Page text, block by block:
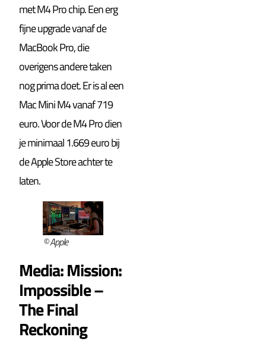
met M4 Pro chip. Een erg
fijne upgrade vanaf de
MacBook Pro, die
overigens andere taken
nog prima doet. Er is al een
Mac Mini M4 vanaf 719
euro. Voor de M4 Pro dien
je minimaal 1.669 euro bij
de Apple Store achter te
laten.
© Apple
Media: Mission:
Impossible –
The Final
Reckoning